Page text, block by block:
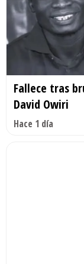
Fallece tras
David Owiri
Hace 1 día